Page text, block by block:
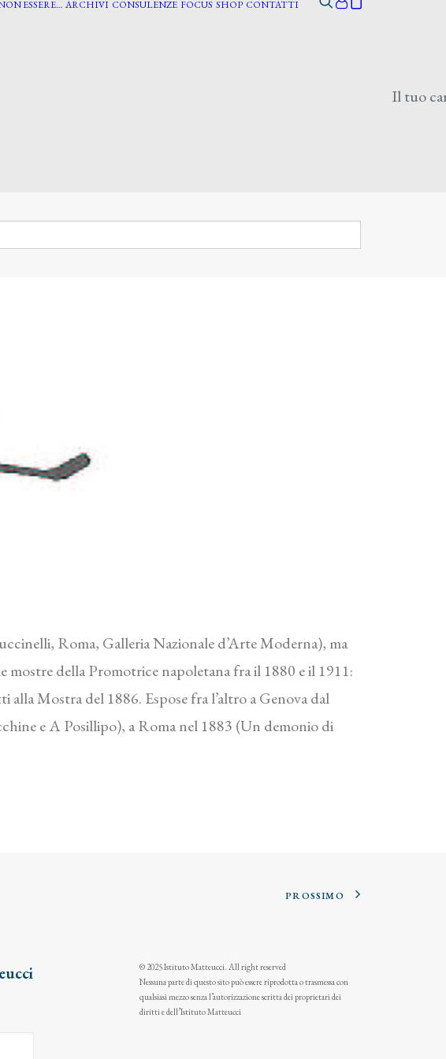
ESSERE… ARCHIVI CONSULENZE FOCUS SHOP CONTATTI
Il tuo
Roma, Galleria Nazionale d’Arte Moderna), ma
mostre della Promotrice napoletana fra il 1880 e il 1911:
Mostra del 1886. Espose fra l’altro a Genova dal
e A Posillipo), a Roma nel 1883 (Un demonio di
PROSSIMO
© 2025 Istituto Matteucci. All right reserved
Nessuna parte di questo sito può essere riprodotta o trasmessa con
qualsiasi mezzo senza l’autorizzazione scritta dei proprietari dei
diritti e dell’Istituto Matteucci